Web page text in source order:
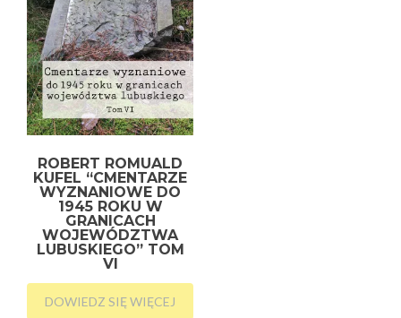
ROBERT ROMUALD
KUFEL “CMENTARZE
WYZNANIOWE DO
1945 ROKU W
GRANICACH
WOJEWÓDZTWA
LUBUSKIEGO” TOM
VI
DOWIEDZ SIĘ WIĘCEJ